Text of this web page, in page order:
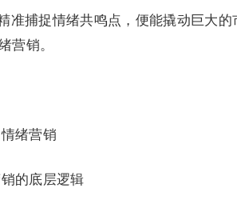
准捕捉情绪共鸣点，便能撬动巨大
营销。
绪营销
的底层逻辑